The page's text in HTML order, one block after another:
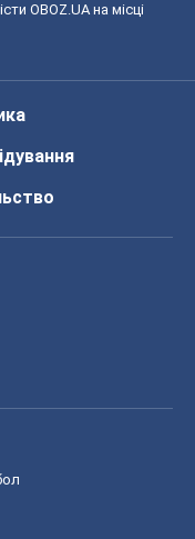
OBOZ.UA на місці